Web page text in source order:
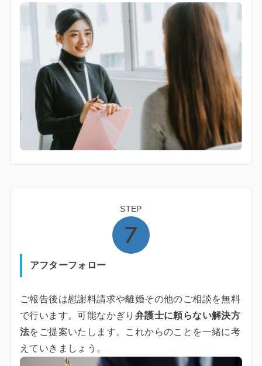
STEP
アフターフォロー
ご報告後は慰謝料請求や離婚その他のご相談を無料
で行います。可能なかぎり 弁護士に頼らない解決方
法をご提案いたします。これからのことを一緒に考
えていきましょう。